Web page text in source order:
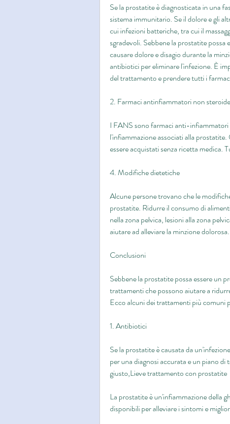
Se la prostatite è diagnosticata in una
sistema immunitario. Se il dolore e gli
cui infezioni batteriche, tra cui il
sgradevoli. Sebbene la prostatite
causare dolore e disagio durante la
antibiotici per eliminare l'infezione. È
del trattamento e prendere tutti i
2. Farmaci antinfiammatori non
I FANS sono farmaci anti-infiammatori
l'infiammazione associati alla
essere acquistati senza ricetta medica.
4. Modifiche dietetiche
Alcune persone trovano che le
prostatite. Ridurre il consumo di
nella zona pelvica, lesioni alla zona
aiutare ad alleviare la minzione dolorosa.
Conclusioni
Sebbene la prostatite possa essere un
trattamenti che possono aiutare a
Ecco alcuni dei trattamenti più comuni
1. Antibiotici
Se la prostatite è causata da
per una diagnosi accurata e un piano
giusto,Lieve trattamento con prostatite
La prostatite è un'infiammazione della
disponibili per alleviare i sintomi e